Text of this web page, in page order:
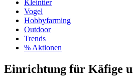
Kleintier
Vogel
Hobbyfarming
Outdoor
Trends
% Aktionen
Einrichtung für Käfige